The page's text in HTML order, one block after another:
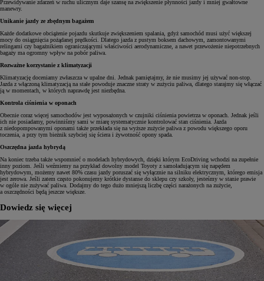
Przewidywanie zdarzeń w ruchu ulicznym daje szansę na zwiększenie płynności jazdy i mniej gwałtowne
manewry.
Unikanie jazdy ze zbędnym bagażem
Każde dodatkowe obciążenie pojazdu skutkuje zwiększeniem spalania, gdyż samochód musi użyć większej
mocy do osiągnięcia pożądanej prędkości. Dlatego jazda z pustym boksem dachowym, zamontowanymi
relingami czy bagażnikiem ograniczającymi właściwości aerodynamiczne, a nawet przewożenie niepotrzebnych
bagaży ma ogromny wpływ na pobór paliwa.
Rozważne korzystanie z klimatyzacji
Klimatyzację doceniamy zwłaszcza w upalne dni. Jednak pamiętajmy, że nie musimy jej używać non-stop.
Jazda z włączoną klimatyzacją na stałe powoduje znaczne straty w zużyciu paliwa, dlatego starajmy się włączać
ją w momentach, w których naprawdę jest niezbędna.
Kontrola ciśnienia w oponach
Obecnie coraz więcej samochodów jest wyposażonych w czujniki ciśnienia powietrza w oponach. Jednak jeśli
ich nie posiadamy, powinniśmy sami w miarę systematycznie kontrolować stan ciśnienia. Jazda
z niedopompowanymi oponami także przekłada się na wyższe zużycie paliwa z powodu większego oporu
toczenia, a przy tym bieżnik szybciej się ściera i żywotność opony spada.
Oszczędna jazda hybrydą
Na koniec trzeba także wspomnieć o modelach hybrydowych, dzięki którym EcoDriving wchodzi na zupełnie
inny poziom. Jeśli weźmiemy na przykład dowolny model Toyoty z samoładującym się napędem
hybrydowym, możemy nawet 80% czasu jazdy poruszać się wyłącznie na silniku elektrycznym, którego emisja
jest zerowa. Jeśli zatem często pokonujemy krótkie dystanse do sklepu czy szkoły, jesteśmy w stanie prawie
w ogóle nie zużywać paliwa. Dodajmy do tego dużo mniejszą liczbę części narażonych na zużycie,
a oszczędności będą jeszcze większe.
Dowiedz się więcej